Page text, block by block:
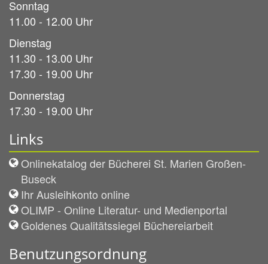
Sonntag
11.00 - 12.00 Uhr
Dienstag
11.30 - 13.00 Uhr
17.30 - 19.00 Uhr
Donnerstag
17.30 - 19.00 Uhr
Links
Onlinekatalog der Bücherei St. Marien Großen-
Buseck
Ihr Ausleihkonto online
OLIMP - Online Literatur- und Medienportal
Goldenes Qualitätssiegel Büchereiarbeit
Benutzungsordnung